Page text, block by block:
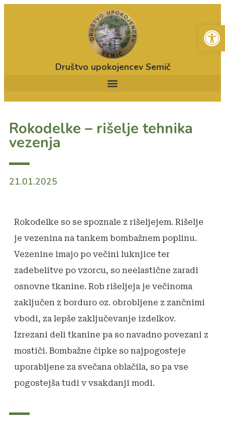
Društvo upokojencev Semič
Rokodelke – rišelje tehnika
vezenja
21.01.2025
Rokodelke so se spoznale z rišeljejem. Rišelje
je vezenina na tankem bombažnem poplinu.
Vezenine imajo po večini luknjice ter
zadebelitve po vzorcu, so neelastične zaradi
osnovne tkanine. Rob rišeljeja je večinoma
zaključen z borduro oz. obrobljene z zančnimi
vbodi, za lepše zaključevanje izdelkov.
Izrezani deli tkanine pa so navadno povezani z
mostiči. Bombažne čipke so najpogosteje
uporabljene za svečana oblačila, so pa vse
pogostejša tudi v vsakdanji modi.